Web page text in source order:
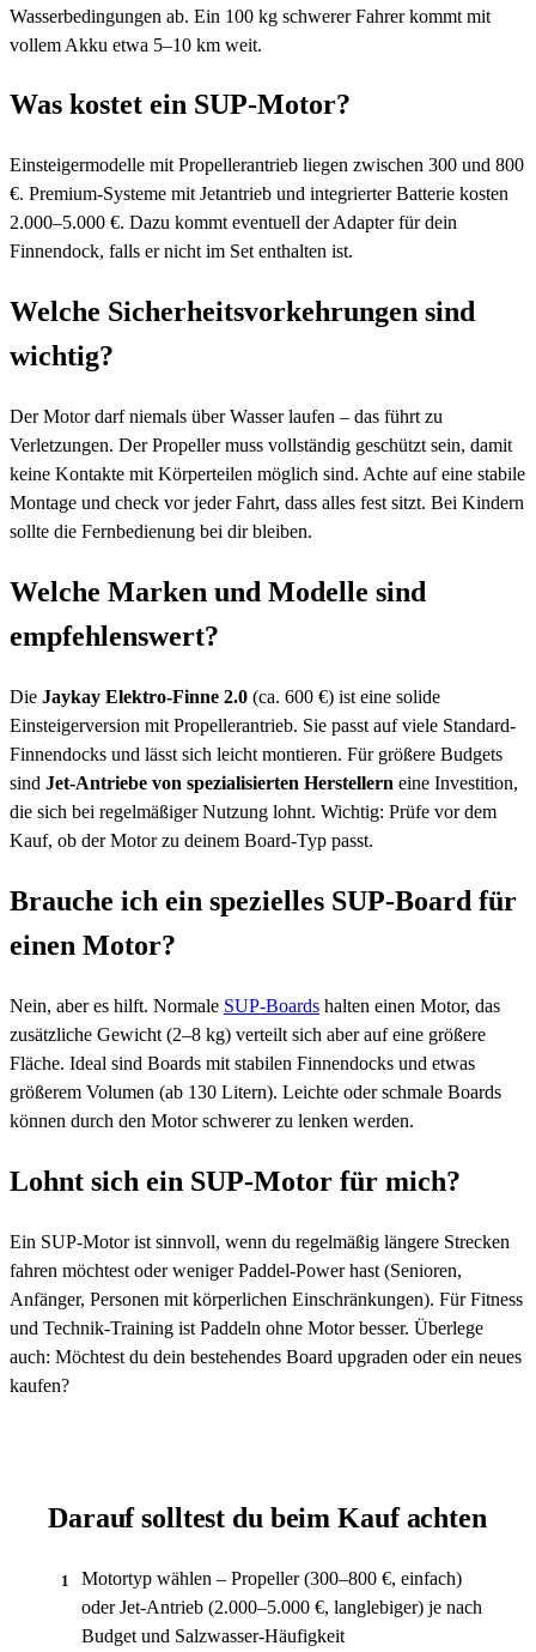
Wasserbedingungen ab. Ein 100 kg schwerer Fahrer kommt mit
vollem Akku etwa 5–10 km weit.
Was kostet ein SUP-Motor?
Einsteigermodelle mit Propellerantrieb liegen zwischen 300 und 800
€. Premium-Systeme mit Jetantrieb und integrierter Batterie kosten
2.000–5.000 €. Dazu kommt eventuell der Adapter für dein
Finnendock, falls er nicht im Set enthalten ist.
Welche Sicherheitsvorkehrungen sind
wichtig?
Der Motor darf niemals über Wasser laufen – das führt zu
Verletzungen. Der Propeller muss vollständig geschützt sein, damit
keine Kontakte mit Körperteilen möglich sind. Achte auf eine stabile
Montage und check vor jeder Fahrt, dass alles fest sitzt. Bei Kindern
sollte die Fernbedienung bei dir bleiben.
Welche Marken und Modelle sind
empfehlenswert?
Die Jaykay Elektro-Finne 2.0 (ca. 600 €) ist eine solide
Einsteigerversion mit Propellerantrieb. Sie passt auf viele Standard-
Finnendocks und lässt sich leicht montieren. Für größere Budgets
sind Jet-Antriebe von spezialisierten Herstellern eine Investition,
die sich bei regelmäßiger Nutzung lohnt. Wichtig: Prüfe vor dem
Kauf, ob der Motor zu deinem Board-Typ passt.
Brauche ich ein spezielles SUP-Board für
einen Motor?
Nein, aber es hilft. Normale SUP-Boards halten einen Motor, das
zusätzliche Gewicht (2–8 kg) verteilt sich aber auf eine größere
Fläche. Ideal sind Boards mit stabilen Finnendocks und etwas
größerem Volumen (ab 130 Litern). Leichte oder schmale Boards
können durch den Motor schwerer zu lenken werden.
Lohnt sich ein SUP-Motor für mich?
Ein SUP-Motor ist sinnvoll, wenn du regelmäßig längere Strecken
fahren möchtest oder weniger Paddel-Power hast (Senioren,
Anfänger, Personen mit körperlichen Einschränkungen). Für Fitness
und Technik-Training ist Paddeln ohne Motor besser. Überlege
auch: Möchtest du dein bestehendes Board upgraden oder ein neues
kaufen?
Darauf solltest du beim Kauf achten
1
Motortyp wählen – Propeller (300–800 €, einfach)
oder Jet-Antrieb (2.000–5.000 €, langlebiger) je nach
Budget und Salzwasser-Häufigkeit